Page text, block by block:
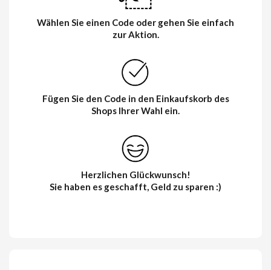
Wählen Sie einen Code oder gehen Sie einfach
zur Aktion.
Fügen Sie den Code in den Einkaufskorb des
Shops Ihrer Wahl ein.
Herzlichen Glückwunsch!
Sie haben es geschafft, Geld zu sparen :)